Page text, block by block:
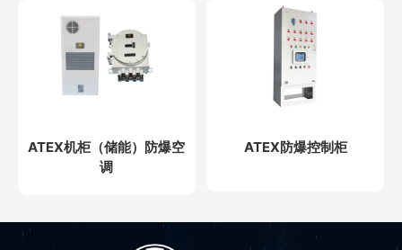
ATEX机柜（储能）防爆空
调
ATEX防爆控制柜